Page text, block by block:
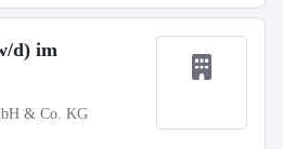
d) im
& Co. KG